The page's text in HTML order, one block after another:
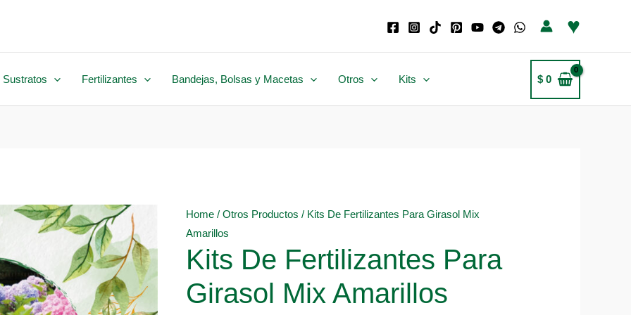
♥
Sustratos Fertilizantes Bandejas, Bolsas y Macetas Otros Kits $0
Home / Otros Productos / Kits De Fertilizantes Para Girasol Mix
Amarillos
Kits De Fertilizantes Para
Girasol Mix Amarillos